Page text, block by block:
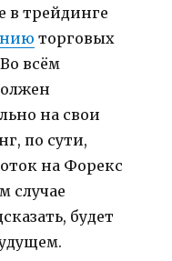
в трейдинге
торговых
всём
на свои
по сути,
на Форекс
случае
будет